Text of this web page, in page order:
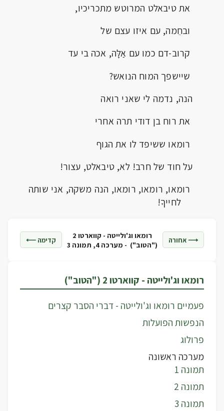
את טיבאלט המרוטש מתכריכיו,
ובחֵמה, עם איזו עצם של
קרוב-דם כמו עם אַלָּה, אכה בי עד
שיישפך המוח הנואש?
הנה, נדמה לי שאני רואה
את רוח בן דודי תרה אחרי
רומאו ששיפד לו את הגוף
על חוד של חרב! לא, טיבאלט, עצור!
רומאו, רומאו, רומאו, הנה משקה, אני שותה
לחייךָ!
⟶ אחורה
רומאו וג'ולייטה - קווארטו 2
("הטוב") - מערכה 4, תמונה 3 קדימה ⟵
רומאו וג'ולייטה - קווארטו 2 ("הטוב")
פעמיים רומאו וג'ולייטה - דברי הסבר קצרים
הנפשות הפועלות
פרולוג
מערכה ראשונה
תמונה 1
תמונה 2
תמונה 3